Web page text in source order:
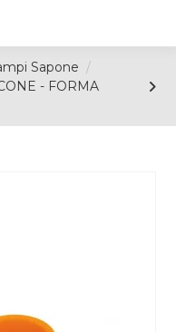
Sapone
- FORMA